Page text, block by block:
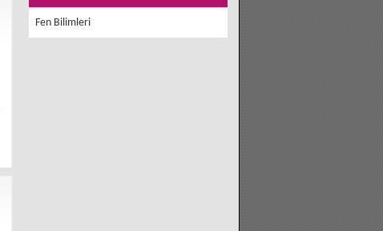
Fen Bilimleri